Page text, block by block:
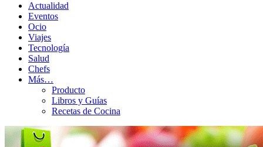
Actualidad
Eventos
Ocio
Viajes
Tecnología
Salud
Chefs
Más…
Producto
Libros y Guías
Recetas de Cocina